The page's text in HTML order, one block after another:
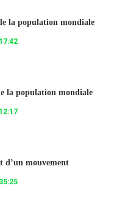
la population mondiale
la population mondiale
d’un mouvement